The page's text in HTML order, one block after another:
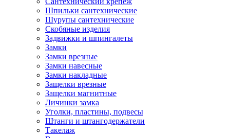
Шпильки сантехнические
Шурупы сантехнические
Скобяные изделия
Задвижки и шпингалеты
Замки
Замки врезные
Замки навесные
Замки накладные
Защелки врезные
Защелки магнитные
Личинки замка
Уголки, пластины, подвесы
Штанги и штангодержатели
Такелаж